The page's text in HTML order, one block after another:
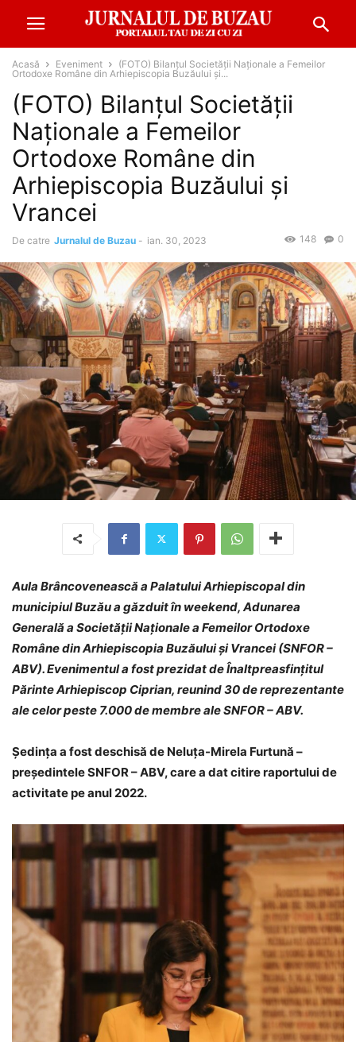
Acasă Eveniment
(FOTO) Bilanțul Societății Naționale a Femeilor
Ortodoxe Române din Arhiepiscopia Buzăului și...
(FOTO) Bilanțul Societății
Naționale a Femeilor
Ortodoxe Române din
Arhiepiscopia Buzăului și
Vrancei
De catre Jurnalul de Buzau - ian. 30, 2023 0
148
Aula Brâncovenească a Palatului Arhiepiscopal din
municipiul Buzău a găzduit în weekend, Adunarea
Generală a Societății Naționale a Femeilor Ortodoxe
Române din Arhiepiscopia Buzăului și Vrancei (SNFOR –
ABV). Evenimentul a fost prezidat de Înaltpreasfințitul
Părinte Arhiepiscop Ciprian, reunind 30 de reprezentante
ale celor peste 7.000 de membre ale SNFOR – ABV.
Ședința a fost deschisă de Neluța-Mirela Furtună –
președintele SNFOR – ABV, care a dat citire raportului de
activitate pe anul 2022.